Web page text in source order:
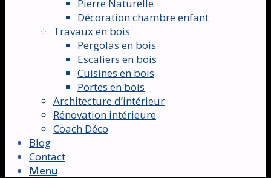
Pierre Naturelle
Décoration chambre enfant
Travaux en bois
Pergolas en bois
Escaliers en bois
Cuisines en bois
Portes en bois
Architecture d’intérieur
Rénovation intérieure
Coach Déco
Blog
Contact
Menu